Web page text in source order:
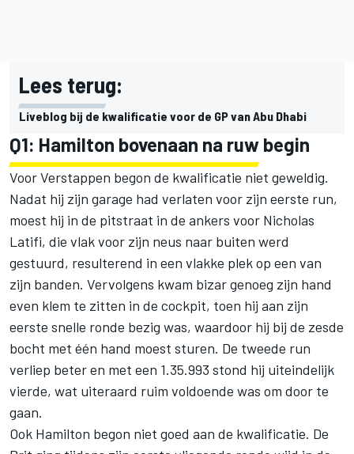
Lees terug:
Liveblog bij de kwalificatie voor de GP van Abu Dhabi
Q1: Hamilton bovenaan na ruw begin
Voor Verstappen begon de kwalificatie niet geweldig.
Nadat hij zijn garage had verlaten voor zijn eerste run,
moest hij in de pitstraat in de ankers voor Nicholas
Latifi, die vlak voor zijn neus naar buiten werd
gestuurd, resulterend in een vlakke plek op een van
zijn banden. Vervolgens kwam bizar genoeg zijn hand
even klem te zitten in de cockpit, toen hij aan zijn
eerste snelle ronde bezig was, waardoor hij bij de zesde
bocht met één hand moest sturen. De tweede run
verliep beter en met een 1.35.993 stond hij uiteindelijk
vierde, wat uiteraard ruim voldoende was om door te
gaan.
Ook Hamilton begon niet goed aan de kwalificatie. De